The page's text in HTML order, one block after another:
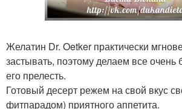
Желатин Dr. Oetker практически
застывать, поэтому делаем все очень
его прелесть.
Готовый десерт режем на свой вкус
фитпарадом) приятного аппетита.